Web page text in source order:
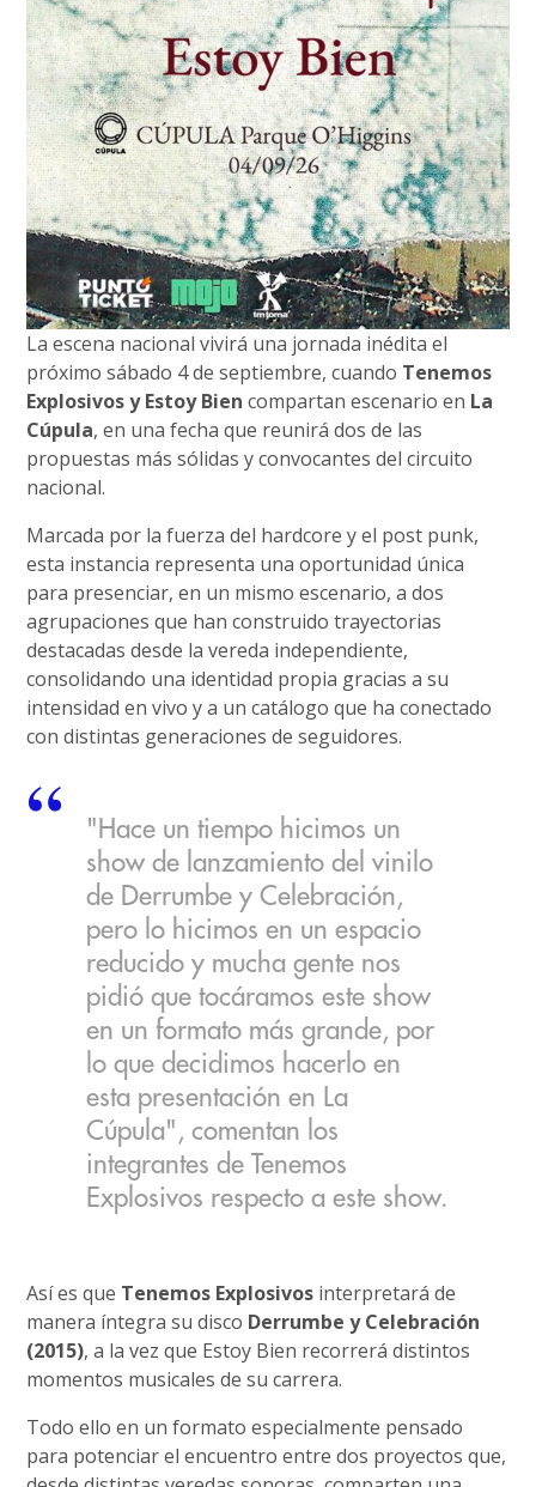
La escena nacional vivirá una jornada inédita el
próximo sábado 4 de septiembre, cuando Tenemos
Explosivos y Estoy Bien compartan escenario en La
Cúpula, en una fecha que reunirá dos de las
propuestas más sólidas y convocantes del circuito
nacional.
Marcada por la fuerza del hardcore y el post punk,
esta instancia representa una oportunidad única
para presenciar, en un mismo escenario, a dos
agrupaciones que han construido trayectorias
destacadas desde la vereda independiente,
consolidando una identidad propia gracias a su
intensidad en vivo y a un catálogo que ha conectado
con distintas generaciones de seguidores.
"Hace un tiempo hicimos un
show de lanzamiento del vinilo
de Derrumbe y Celebración,
pero lo hicimos en un espacio
reducido y mucha gente nos
pidió que tocáramos este show
en un formato más grande, por
lo que decidimos hacerlo en
esta presentación en La
Cúpula", comentan los
integrantes de Tenemos
Explosivos respecto a este show.
Así es que Tenemos Explosivos interpretará de
manera íntegra su disco Derrumbe y Celebración
(2015), a la vez que Estoy Bien recorrerá distintos
momentos musicales de su carrera.
Todo ello en un formato especialmente pensado
para potenciar el encuentro entre dos proyectos que,